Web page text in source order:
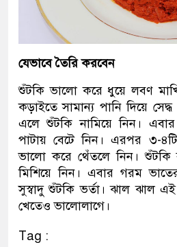
যেভাবে তৈরি করবেন
শুঁটকি ভালো করে ধুয়ে লবণ
কড়াইতে সামান্য পানি দিয়ে
এলে শুঁটকি নামিয়ে নিন।
পাটায় বেটে নিন। এরপর ৩-
ভালো করে থেঁতলে নিন। শুঁটকি
মিশিয়ে নিন। এবার গরম
সুস্বাদু শুঁটকি ভর্তা। ঝাল ঝাল এই
খেতেও ভালোলাগে।
Tag :